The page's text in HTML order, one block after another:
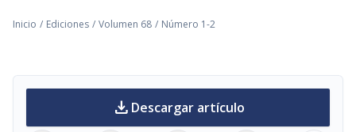
Inicio / Ediciones / Volumen 68 / Número 1-2
download Descargar artículo